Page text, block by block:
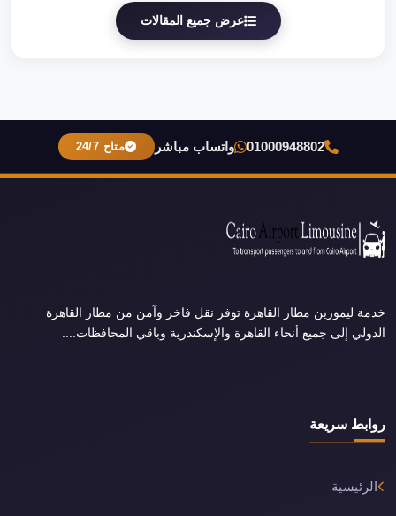
عرض جميع المقالات
01000948802 واتساب مباشر متاح 24/7
خدمة ليموزين مطار القاهرة توفر نقل فاخر وآمن من مطار القاهرة
الدولي إلى جميع أنحاء القاهرة والإسكندرية وباقي المحافظات....
روابط سريعة
الرئيسية